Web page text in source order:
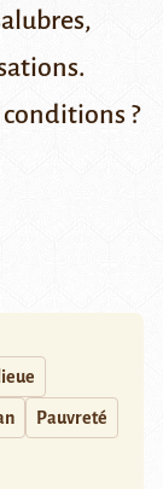
?
Pauvreté